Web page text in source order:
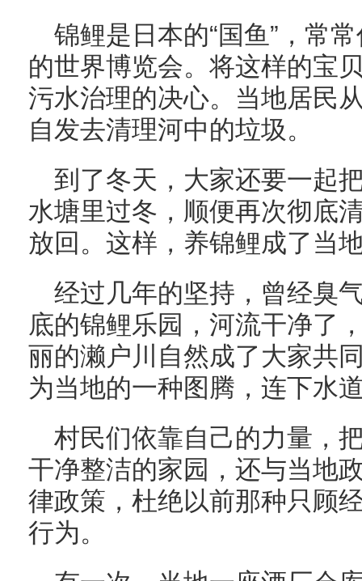
锦鲤是日本的“国鱼”，常
的世界博览会。将这样的宝
污水治理的决心。当地居民
自发去清理河中的垃圾。
到了冬天，大家还要一起
水塘里过冬，顺便再次彻底
放回。这样，养锦鲤成了当
经过几年的坚持，曾经臭
底的锦鲤乐园，河流干净了
丽的濑户川自然成了大家共
为当地的一种图腾，连下水
村民们依靠自己的力量，
干净整洁的家园，还与当地
律政策，杜绝以前那种只顾
行为。